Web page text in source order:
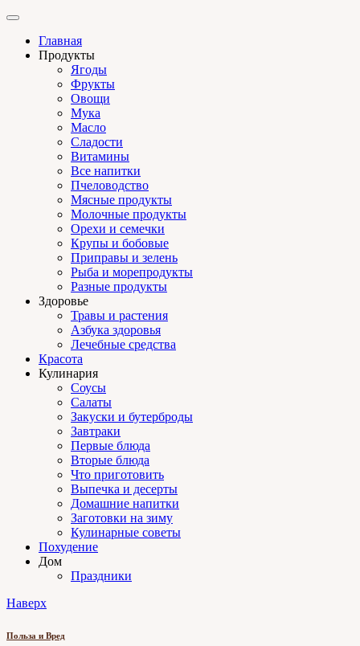
Главная
Продукты
Ягоды
Фрукты
Овощи
Мука
Масло
Сладости
Витамины
Все напитки
Пчеловодство
Мясные продукты
Молочные продукты
Орехи и семечки
Крупы и бобовые
Приправы и зелень
Рыба и морепродукты
Разные продукты
Здоровье
Травы и растения
Азбука здоровья
Лечебные средства
Красота
Кулинария
Соусы
Салаты
Закуски и бутерброды
Завтраки
Первые блюда
Вторые блюда
Что приготовить
Выпечка и десерты
Домашние напитки
Заготовки на зиму
Кулинарные советы
Похудение
Дом
Праздники
Наверх
Польза и Вред